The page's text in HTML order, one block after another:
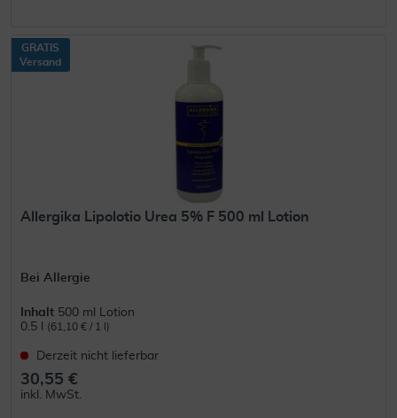
GRATIS
Versand
Allergika Lipolotio Urea 5% F 500 ml Lotion
Bei Allergie
Inhalt 500 ml Lotion
0.5 l
(61,10 € / 1 l)
Derzeit nicht lieferbar
30,55 €
inkl. MwSt.